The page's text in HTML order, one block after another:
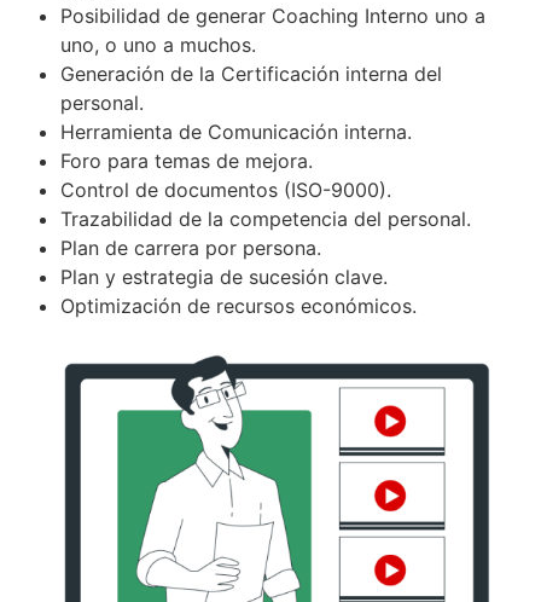
Posibilidad de generar Coaching Interno uno a
uno, o uno a muchos.
Generación de la Certificación interna del
personal.
Herramienta de Comunicación interna.
Foro para temas de mejora.
Control de documentos (ISO-9000).
Trazabilidad de la competencia del personal.
Plan de carrera por persona.
Plan y estrategia de sucesión clave.
Optimización de recursos económicos.